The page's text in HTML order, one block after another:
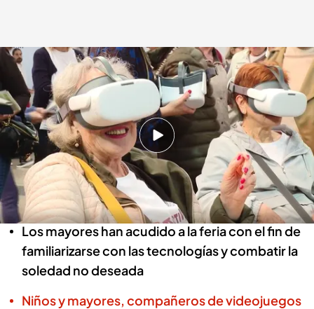
El FiraGran celebra su 26ª edición el L'Hospitalet, en Barcelona.IMAGEN:
Pablo Gil
Redacción digital Noticias Cuatro
08 MAY 2025 - 20:51h.
La 26ª edición del FiraGran, el ‘Salón de la
Gente Mayor de Catalunya’, se ha celebrado
en Hospitalet de Llobregat
Los mayores han acudido a la feria con el fin de
familiarizarse con las tecnologías y combatir la
soledad no deseada
Niños y mayores, compañeros de videojuegos